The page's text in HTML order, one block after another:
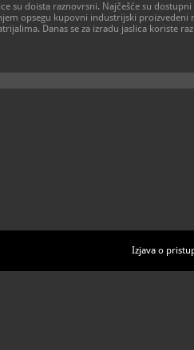
su doista raznovrsni. Najčešće su
opsegu kupovni industrijski proizvedeni
Danas se za izradu jaslica koriste
Izjava o